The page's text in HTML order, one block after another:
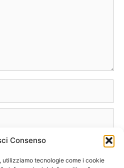
Consenso
utilizziamo tecnologie come i cookie